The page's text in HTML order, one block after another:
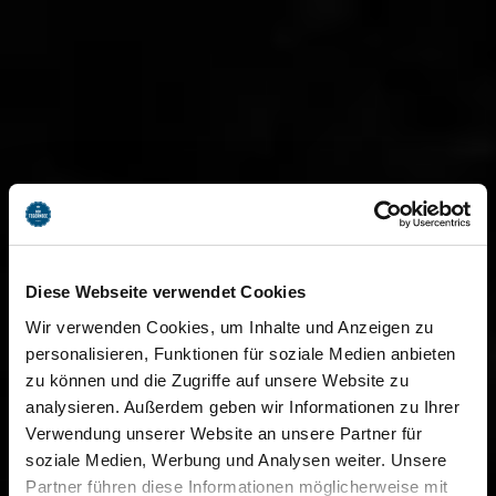
Diese Webseite verwendet Cookies
Wir verwenden Cookies, um Inhalte und Anzeigen zu
personalisieren, Funktionen für soziale Medien anbieten
zu können und die Zugriffe auf unsere Website zu
analysieren. Außerdem geben wir Informationen zu Ihrer
Verwendung unserer Website an unsere Partner für
soziale Medien, Werbung und Analysen weiter. Unsere
Partner führen diese Informationen möglicherweise mit